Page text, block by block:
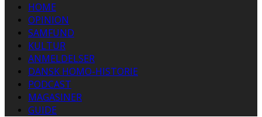
HOME
OPINION
SAMFUND
KULTUR
ANMELDELSER
DANSK HOMO-HISTORIE
PODCAST
MAGASINER
GUIDE